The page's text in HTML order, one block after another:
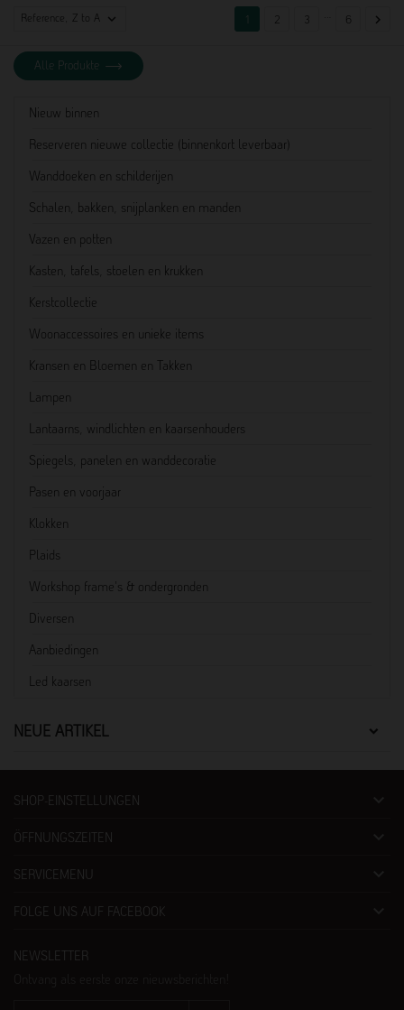
Alle Produkte
Nieuw binnen
Reserveren nieuwe collectie (binnenkort leverbaar)
Wanddoeken en schilderijen
Schalen, bakken, snijplanken en manden
Vazen en potten
Kasten, tafels, stoelen en krukken
Kerstcollectie
Woonaccessoires en unieke items
Kransen en Bloemen en Takken
Lampen
Lantaarns, windlichten en kaarsenhouders
Spiegels, panelen en wanddecoratie
Pasen en voorjaar
Klokken
Plaids
Workshop frame's & ondergronden
Diversen
Aanbiedingen
Led kaarsen
NEUE ARTIKEL
Reference, Z to A  2 3 6 
SHOP-EINSTELLUNGEN
ÖFFNUNGSZEITEN
SERVICEMENU
FOLGE UNS AUF FACEBOOK
NEWSLETTER